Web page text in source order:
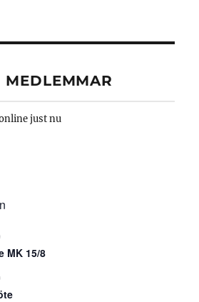
MEDLEMMAR
just nu
MK 15/8